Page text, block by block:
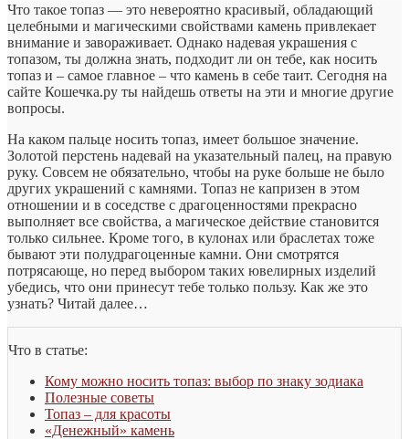
Что такое топаз — это невероятно красивый, обладающий
целебными и магическими свойствами камень привлекает
внимание и завораживает. Однако надевая украшения с
топазом, ты должна знать, подходит ли он тебе, как носить
топаз и – самое главное – что камень в себе таит. Сегодня на
сайте Кошечка.ру ты найдешь ответы на эти и многие другие
вопросы.
На каком пальце носить топаз, имеет большое значение.
Золотой перстень надевай на указательный палец, на правую
руку. Совсем не обязательно, чтобы на руке больше не было
других украшений с камнями. Топаз не капризен в этом
отношении и в соседстве с драгоценностями прекрасно
выполняет все свойства, а магическое действие становится
только сильнее. Кроме того, в кулонах или браслетах тоже
бывают эти полудрагоценные камни. Они смотрятся
потрясающе, но перед выбором таких ювелирных изделий
убедись, что они принесут тебе только пользу. Как же это
узнать? Читай далее…
Что в статье:
Кому можно носить топаз: выбор по знаку зодиака
Полезные советы
Топаз – для красоты
«Денежный» камень